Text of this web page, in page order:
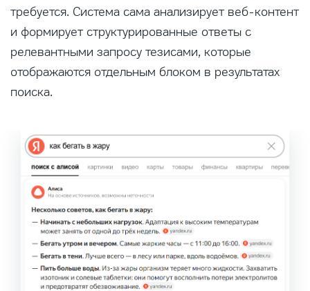
требуется. Система сама анализирует веб-контент
и формирует структурированные ответы с
релевантными запросу тезисами, которые
отображаются отдельным блоком в результатах
поиска.